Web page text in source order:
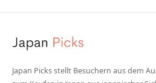
Japan Picks stellt Besuchern aus dem